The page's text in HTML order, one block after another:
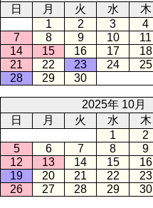
日
月 火 水 木
1
2 3 4
7
8 9 10 11
14
15 16 17 18
21
22 23 24 25
28
29 30
2025年 10月
日
月 火 水 木
1
2
5
6 7 8 9
12
13 14 15 16
19
20 21 22 23
26
27 28 29 30